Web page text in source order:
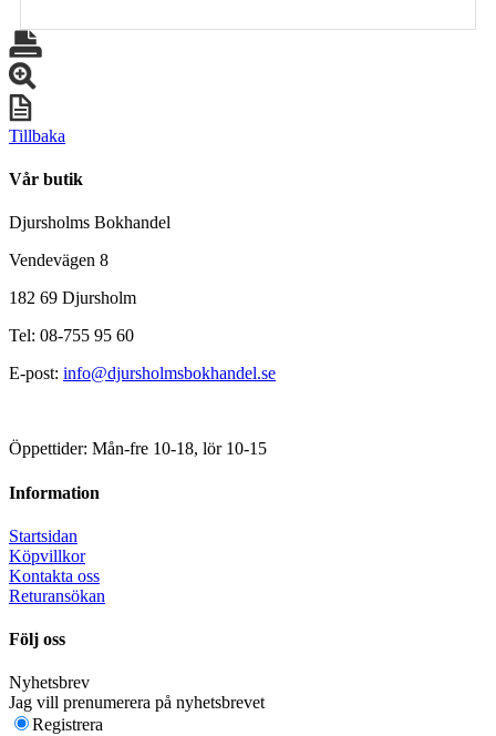
Tillbaka
Vår butik
Djursholms Bokhandel
Vendevägen 8
182 69 Djursholm
Tel: 08-755 95 60
E-post: info@djursholmsbokhandel.se
Öppettider: Mån-fre 10-18, lör 10-15
Information
Startsidan
Köpvillkor
Kontakta oss
Returansökan
Följ oss
Nyhetsbrev
Jag vill prenumerera på nyhetsbrevet
Registrera